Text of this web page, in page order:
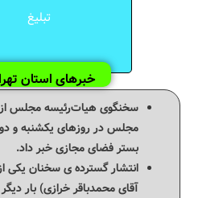
تبلیغ
خبرهای استان
سخنگوی هیات‌رئیسه مجلس از
مجلس در روزهای یکشنبه و
بستر فضای مجازی خبر داد.
انتشار گسترده ی سخنان یکی
آقای محمدباقر خرازی) بار